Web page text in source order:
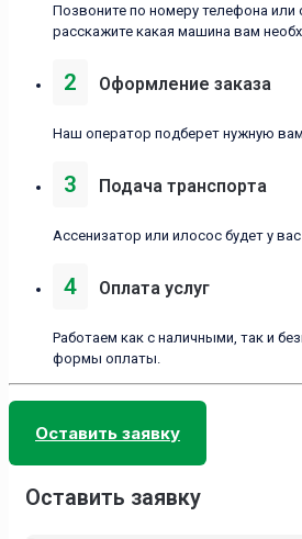
Позвоните по номеру телефона или
расскажите какая машина вам
2 Оформление заказа
Наш оператор подберет нужную
3 Подача транспорта
Ассенизатор или илосос будет у
4 Оплата услуг
Работаем как с наличными, так и
формы оплаты.
Оставить заявку
Оставить заявку